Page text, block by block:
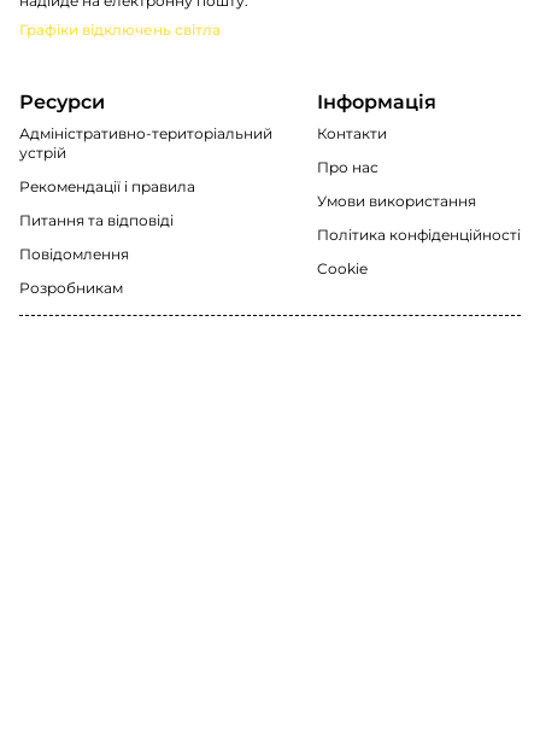
Графіки відключень світла
Ресурси
Адміністративно-територіальний
устрій
Рекомендації i правила
Питання та відповіді
Повідомлення
Розробникам
Інформація
Контакти
Про нас
Умови використання
Політика конфіденційності
Cookie